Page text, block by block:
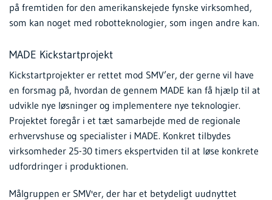
på fremtiden for den amerikanskejede fynske virksomhed,
som kan noget med robotteknologier, som ingen andre kan.
MADE Kickstartprojekt
Kickstartprojekter er rettet mod SMV’er, der gerne vil have
en forsmag på, hvordan de gennem MADE kan få hjælp til at
udvikle nye løsninger og implementere nye teknologier.
Projektet foregår i et tæt samarbejde med de regionale
erhvervshuse og specialister i MADE. Konkret tilbydes
virksomheder 25-30 timers ekspertviden til at løse konkrete
udfordringer i produktionen.
Målgruppen er SMV'er, der har et betydeligt uudnyttet